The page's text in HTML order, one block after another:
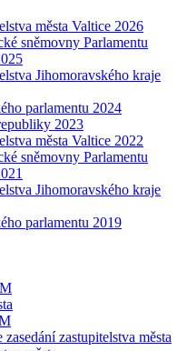
města Valtice 2026
sněmovny Parlamentu
Jihomoravského kraje
parlamentu 2024
2023
města Valtice 2022
sněmovny Parlamentu
Jihomoravského kraje
parlamentu 2019
zasedání zastupitelstva města